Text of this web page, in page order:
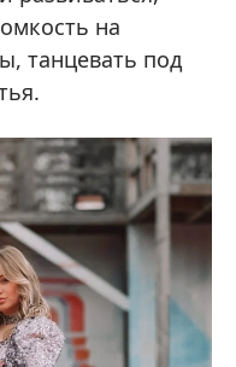
на
танцевать под